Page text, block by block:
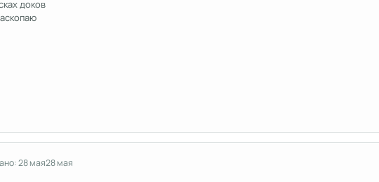
доков
28 мая28 мая